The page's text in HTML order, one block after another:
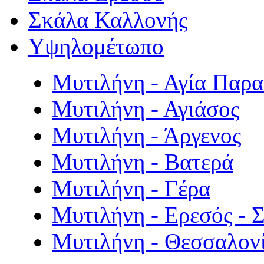
Σκάλα Καλλονής
Υψηλομέτωπο
Μυτιλήνη - Αγία
Μυτιλήνη - Αγιάσος
Μυτιλήνη - Άργενος
Μυτιλήνη - Βατερά
Μυτιλήνη - Γέρα
Μυτιλήνη - Ερεσός -
Μυτιλήνη -